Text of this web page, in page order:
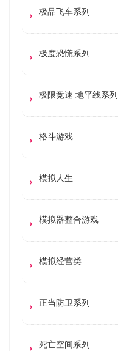
极品飞车系列
极度恐慌系列
极限竞速 地平线系列
格斗游戏
模拟人生
模拟器整合游戏
模拟经营类
正当防卫系列
死亡空间系列